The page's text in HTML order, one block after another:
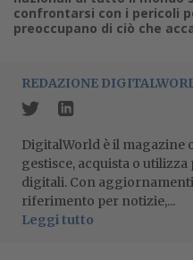
confrontarsi con i pericoli
preoccupano di ciò che
REDAZIONE
DigitalWorld è il magazine
gestisce, acquista o
digitali. Con
riferimento per notizie,...
Leggi tutto